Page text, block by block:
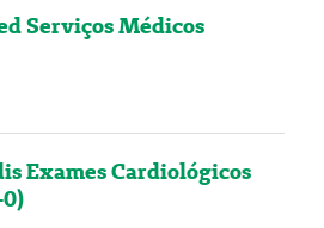
Serviços Médicos
Exames Cardiológicos